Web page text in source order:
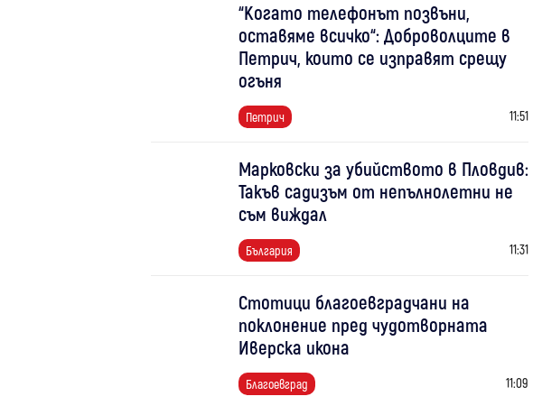
“Когато телефонът позвъни,
оставяме всичко“: Доброволците в
Петрич, които се изправят срещу
огъня
Петрич 11:51
Марковски за убийството в Пловдив:
Такъв садизъм от непълнолетни не
съм виждал
България 11:31
Стотици благоевградчани на
поклонение пред чудотворната
Иверска икона
Благоевград 11:09